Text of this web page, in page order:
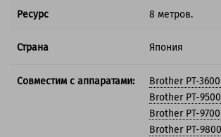
Ресурс 8 метров.
Страна Япония
Совместим с аппаратами:
Brother PT-3600
Brother PT-
Brother PT-
Brother PT-